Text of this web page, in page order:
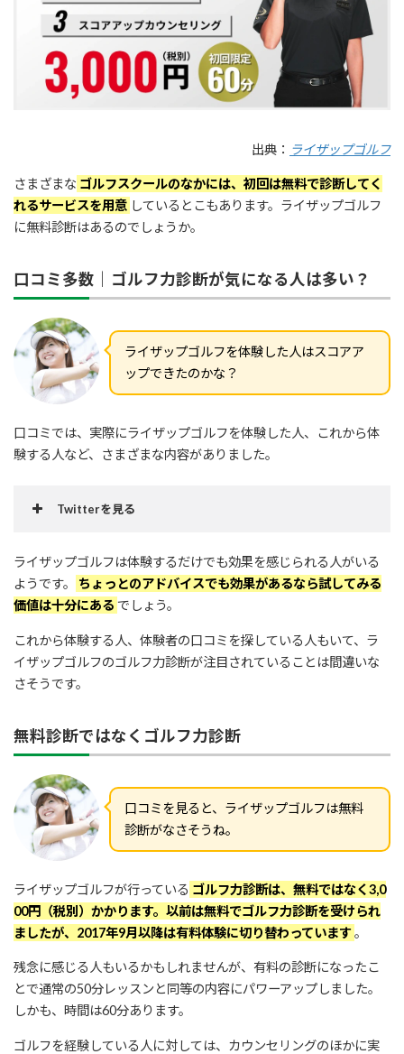
出典： ライザップゴルフ
さまざまな ゴルフスクールのなかには、初回は無料で診断してく
れるサービスを用意 しているとこもあります。ライザップゴルフ
に無料診断はあるのでしょうか。
口コミ多数｜ゴルフ力診断が気になる人は多い？
ライザップゴルフを体験した人はスコアア
ップできたのかな？
口コミでは、実際にライザップゴルフを体験した人、これから体
験する人など、さまざまな内容がありました。
Twitterを見る
#RIZAPゴルフ
フレッスン#RIZAP
January 13, 2020
ライザップゴルフは体験するだけでも効果を感じられる人がいる
ようです。
ちょっとのアドバイスでも効果があるなら試してみる
価値は十分にある でしょう。
これから体験する人、体験者の口コミを探している人もいて、ラ
イザップゴルフのゴルフ力診断が注目されていることは間違いな
さそうです。
無料診断ではなくゴルフ力診断
口コミを見ると、ライザップゴルフは無料
診断がなさそうね。
ライザップゴルフが行っている ゴルフ力診断は、無料ではなく3,0
00円（税別）かかります。以前は無料でゴルフ力診断を受けられ
ましたが、2017年9月以降は有料体験に切り替わっています。
残念に感じる人もいるかもしれませんが、有料の診断になったこ
とで通常の50分レッスンと同等の内容にパワーアップしました。
しかも、時間は60分あります。
ゴルフを経験している人に対しては、カウンセリングのほかに実